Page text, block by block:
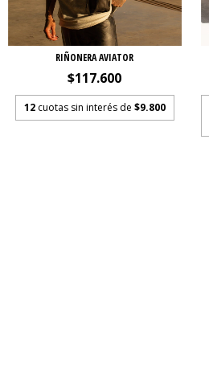
RIÑONERA AVIATOR
$117.600
12 cuotas sin interés de $9.800